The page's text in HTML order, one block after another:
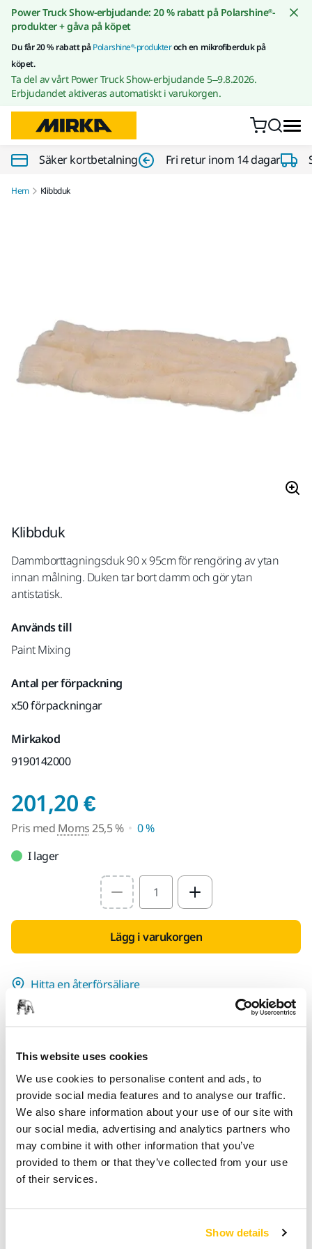
This website uses cookies
We use cookies to personalise content and ads, to
provide social media features and to analyse our traffic.
We also share information about your use of our site with
our social media, advertising and analytics partners who
may combine it with other information that you’ve
provided to them or that they’ve collected from your use
of their services.
Show details
Gå till innehållet
Power Truck Show-erbjudande: 20 % rabatt på Polarshine®-
produkter + gåva på köpet
Du får 20 % rabatt påPolarshine®-produkteroch en mikrofiberduk på
köpet.
Ta del av vårt Power Truck Show-erbjudande 5–9.8.2026.
Erbjudandet aktiveras automatiskt i varukorgen.
Säker kortbetalning Fri retur inom 14 dagar
Hem Klibbduk
Klibbduk
Dammborttagningsduk 90 x 95cm för rengöring av ytan
innan målning. Duken tar bort damm och gör ytan
antistatisk.
Används till
Paint Mixing
Antal per förpackning
x50 förpackningar
Mirkakod
9190142000
201,20 €Pris med Moms 25,5
Pris med Moms25,5 %
0 %
I lager
Select quantity value
Lägg i varukorgen
Hitta en återförsäljare
TILLHANDAHÅLLS FÖR DIG
Snabb leverans
Fri frakt över 49.90€ inkl.moms
Säker kortbetalning
Uppföljning av försändelse
Gör en retur enkelt på www.mirka.com/sv-
fi/support/returnera-en-vara/
Produktinformation